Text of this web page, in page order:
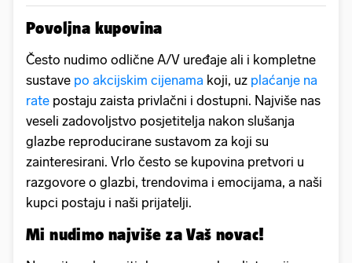
Povoljna kupovina
Često nudimo odlične A/V uređaje ali i kompletne
sustave po akcijskim cijenama koji, uz plaćanje na
rate postaju zaista privlačni i dostupni. Najviše nas
veseli zadovoljstvo posjetitelja nakon slušanja
glazbe reproducirane sustavom za koji su
zainteresirani. Vrlo često se kupovina pretvori u
razgovore o glazbi, trendovima i emocijama, a naši
kupci postaju i naši prijatelji.
Mi nudimo najviše za Vaš novac!